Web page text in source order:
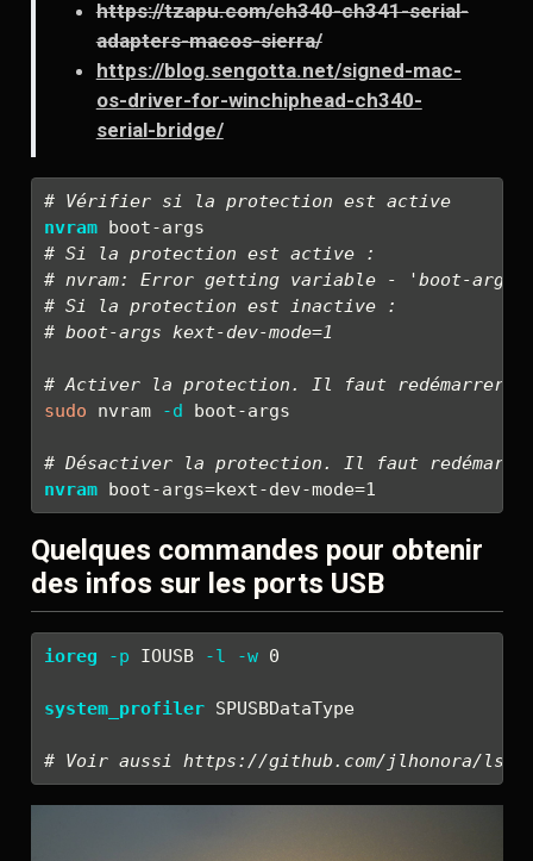
https://tzapu.com/ch340-ch341-serial-
adapters-macos-sierra/
https://blog.sengotta.net/signed-mac-
os-driver-for-winchiphead-ch340-
serial-bridge/
# Vérifier si la protection est active
nvram boot-args
# Si la protection est active :
# nvram: Error getting variable - 'boot-args':
# Si la protection est inactive :
# boot-args kext-dev-mode=1
# Activer la protection. Il faut redémarrer le
sudo nvram -d boot-args
# Désactiver la protection. Il faut
nvram boot-args=kext-dev-mode=1
Quelques commandes pour obtenir
des infos sur les ports USB
ioreg -p IOUSB -l -w 0
system_profiler SPUSBDataType
# Voir aussi https://github.com/jlhonora/